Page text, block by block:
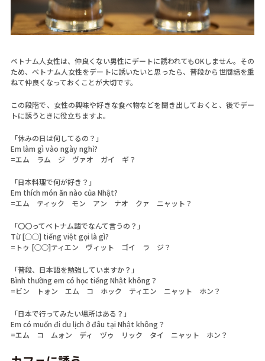
ベトナム人女性は、仲良くない男性にデートに誘われてもOKしません。その
ため、ベトナム人女性をデートに誘いたいと思ったら、普段から世間話を重
ねて仲良くなっておくことが大切です。
この段階で、女性の興味や好きな食べ物などを聞き出しておくと、後でデー
トに誘うときに役立ちますよ。
「休みの日は何してるの？」
Em làm gì vào ngày nghỉ?
=エム ラム ジ ヴァオ ガイ ギ？
「日本料理で何が好き？」
Em thích món ăn nào của Nhật?
=エム ティック モン アン ナオ クァ ニャット？
「〇〇ってベトナム語でなんて言うの？」
Từ [○○] tiếng việt gọi là gì?
=トゥ [○○]ティエン ヴィット ゴイ ラ ジ？
「普段、日本語を勉強していますか？」
Bình thường em có học tiếng Nhật không？
=ビン トォン エム コ ホック ティエン ニャット ホン？
「日本で行ってみたい場所はある？」
Em có muốn đi du lịch ở đâu tại Nhật không？
=エム コ ムォン ディ ヅゥ リック タイ ニャット ホン？